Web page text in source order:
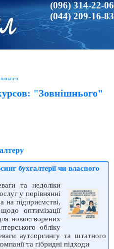
(096) 314-22-06
(044) 209-16-83
"Зовнішнього"
бухгалтерії чи власного
та недоліки
у порівнянні
на підприємстві,
оптимізації
новостворених
обліку
аутсорсингу та штатного
та гібридні підходи